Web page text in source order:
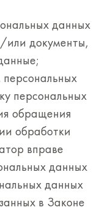
данных
документы,
персональных
персональных
обращения
обработки
вправе
данных
данных
в Законе